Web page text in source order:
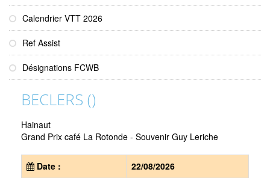
Calendrier VTT 2026
Ref Assist
Désignations FCWB
BECLERS ()
Hainaut
Grand Prix café La Rotonde - Souvenir Guy Leriche
Date :
22/08/2026